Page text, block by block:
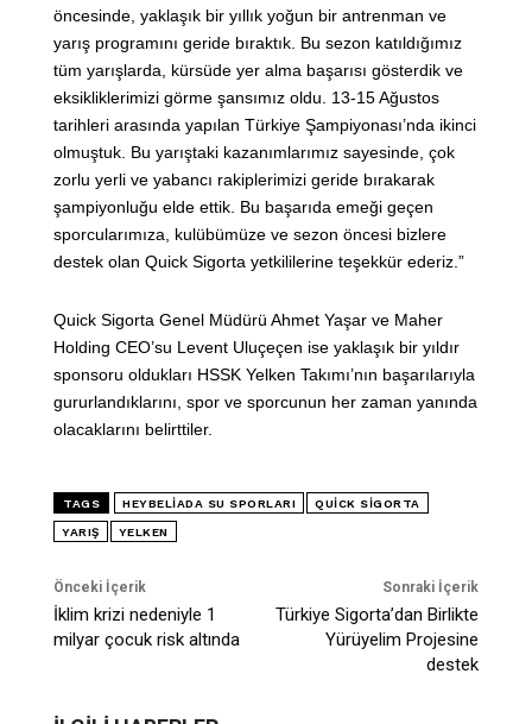
öncesinde, yaklaşık bir yıllık yoğun bir antrenman ve
yarış programını geride bıraktık. Bu sezon katıldığımız
tüm yarışlarda, kürsüde yer alma başarısı gösterdik ve
eksikliklerimizi görme şansımız oldu. 13-15 Ağustos
tarihleri arasında yapılan Türkiye Şampiyonası’nda ikinci
olmuştuk. Bu yarıştaki kazanımlarımız sayesinde, çok
zorlu yerli ve yabancı rakiplerimizi geride bırakarak
şampiyonluğu elde ettik. Bu başarıda emeği geçen
sporcularımıza, kulübümüze ve sezon öncesi bizlere
destek olan Quick Sigorta yetkililerine teşekkür ederiz.”
Quick Sigorta Genel Müdürü Ahmet Yaşar ve Maher
Holding CEO’su Levent Uluçeçen ise yaklaşık bir yıldır
sponsoru oldukları HSSK Yelken Takımı’nın başarılarıyla
gururlandıklarını, spor ve sporcunun her zaman yanında
olacaklarını belirttiler.
TAGS HEYBELIADA SU SPORLARI QUICK SIGORTA
YARIŞ YELKEN
Önceki İçerik
İklim krizi nedeniyle 1
milyar çocuk risk altında
Sonraki İçerik
Türkiye Sigorta’dan Birlikte
Yürüyelim Projesine
destek